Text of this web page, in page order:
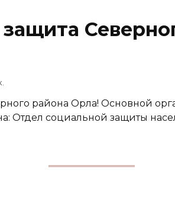
района Орла! Основной
Отдел социальной защиты